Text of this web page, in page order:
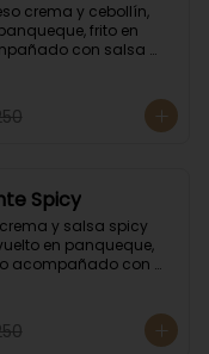
crema y cebollín,
frito en
con salsa
Spicy
y salsa spicy
en panqueque,
acompañado con